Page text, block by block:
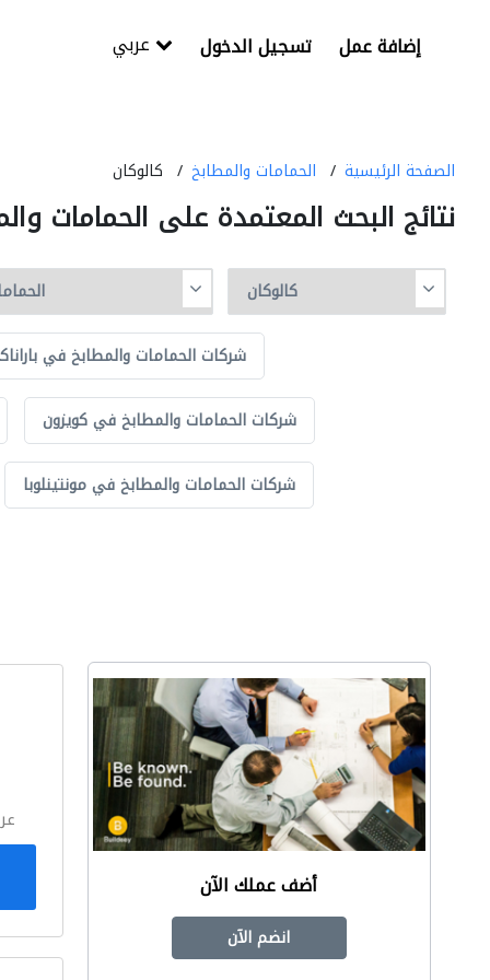
تسجيل الدخول إضافة عمل
الصفحة الرئيسية الحمامات والمطابخ كالوكان
نتائج البحث المعتمدة على الحمامات
شركات الحمامات والمطابخ في
شركات الحمامات والمطابخ في كويزون
شركات الحمامات والمطابخ في مونتينلوبا
أضف عملك الآن
انضم الآن